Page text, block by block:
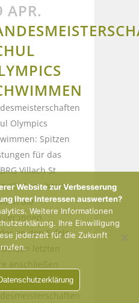
APR.
Olympics
Spitzen
für das
Villach St
Auch heuer
die
an den Erfolg
letzten
anschließen
bei den
Website zur Verbesserung
Ihrer Interessen auswerten?
Weitere Informationen
Ihre Einwilligung
jederzeit für die Zukunft